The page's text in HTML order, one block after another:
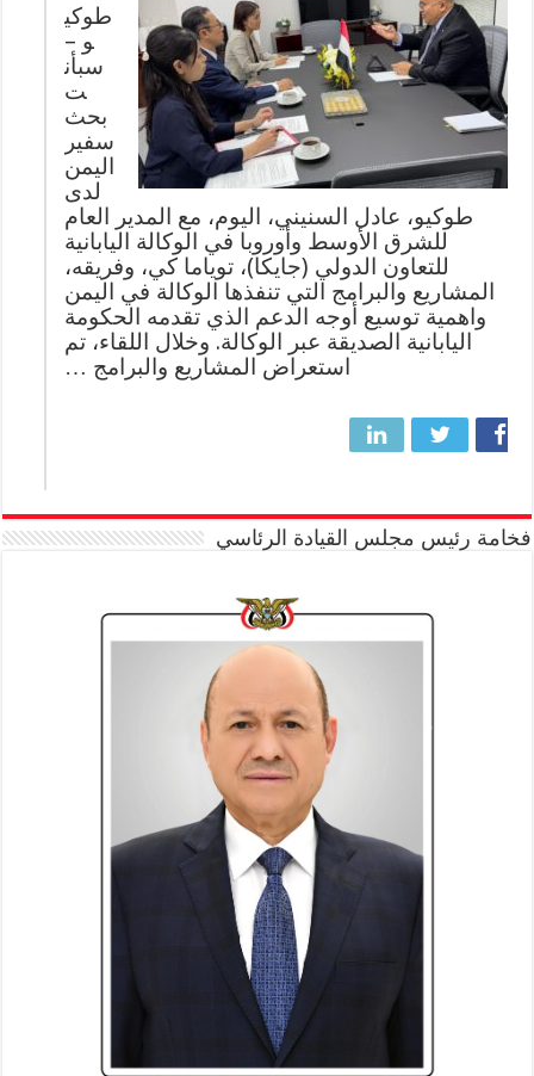
طوكي
و –
سبأن
ت
بحث
سفير
اليمن
لدى
طوكيو، عادل السنيني، اليوم، مع المدير العام
للشرق الأوسط وأوروبا في الوكالة اليابانية
للتعاون الدولي (جايكا)، توياما كي، وفريقه،
المشاريع والبرامج التي تنفذها الوكالة في اليمن
واهمية توسيع أوجه الدعم الذي تقدمه الحكومة
اليابانية الصديقة عبر الوكالة. وخلال اللقاء، تم
استعراض المشاريع والبرامج …
فخامة رئيس مجلس القيادة الرئاسي